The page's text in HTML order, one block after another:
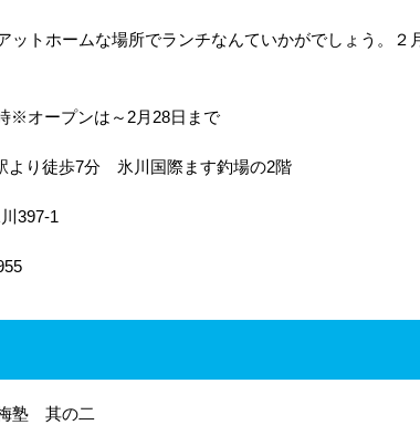
ットホームな場所でランチなんていかがでしょう。２
※オープンは～2月28日まで
より徒歩7分 氷川国際ます釣場の2階
397-1
塾 其の二